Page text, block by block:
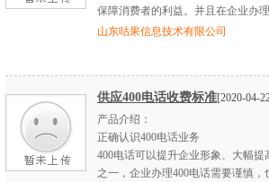
保障消费者的利益。并且在企业办
山东咕果信息技术有限公司
供应400电话收费标准[2020-04-
产品介绍：
正确认识400电话业务
400电话可以提升企业形象、大幅
之一，企业办理400电话需要谨慎，